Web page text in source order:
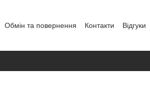
Обмін та повернення Контакти Відгуки